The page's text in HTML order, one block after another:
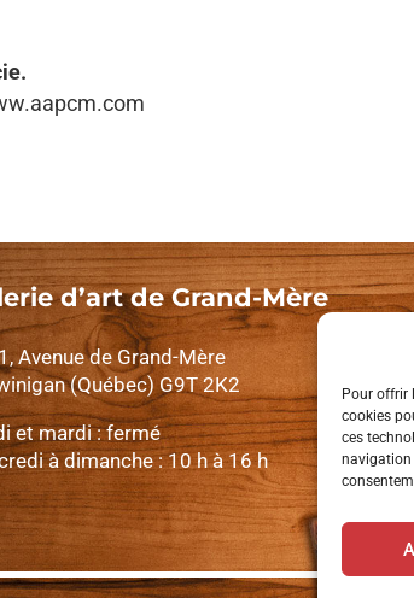
Pour offrir
cookies
ces
navigation
d’art de Grand-Mère
Avenue de Grand-Mère
(Québec) G9T 2K2
et mardi : fermé
à dimanche : 10 h à 16 h